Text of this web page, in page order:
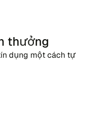
thưởng
dụng một cách tự